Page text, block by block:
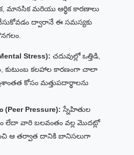
మానసిక మరియు ఆర్థిక కారణాలు
ద్వారానే ఈ సమస్యకు
Stress): చదువుల్లో ఒత్తిడి,
కుటుంబ కలహాల కారణంగా చాలా
కోసం మత్తుపదార్థాలను
(Peer Pressure): స్నేహితుల
లేదా వారి బలవంతం వల్ల మొదట్లో
ఆ తర్వాత దానికి బానిసలుగా